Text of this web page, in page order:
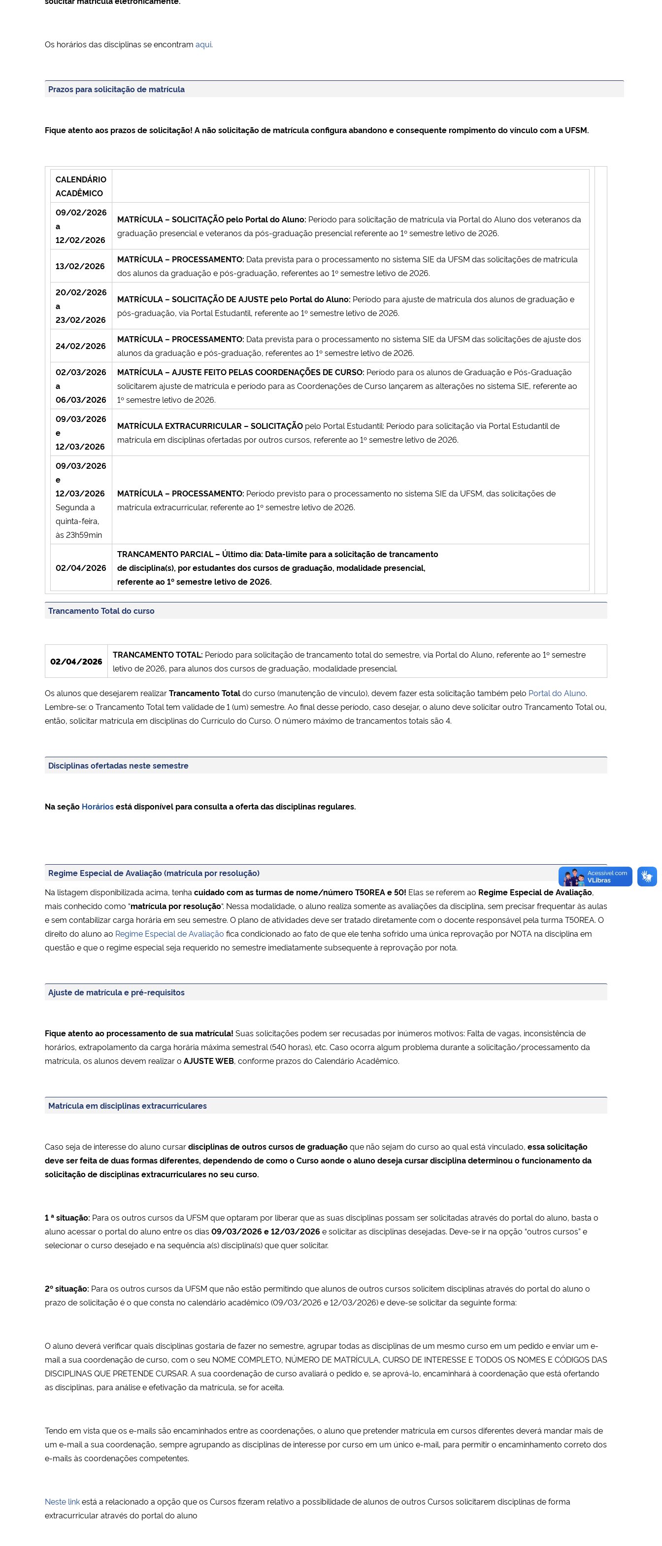
Os horários das disciplinas se encontram aqui.
Prazos para solicitação de matrícula
Fique atento aos prazos de solicitação! A não solicitação de matrícula configura abandono e consequente rompimento do vínculo com a UFSM.
CALENDÁRIO
ACADÊMICO
09/02/2026
a
12/02/2026
MATRÍCULA – SOLICITAÇÃO pelo Portal do Aluno: Período para solicitação de matrícula via Portal do Aluno dos veteranos da
graduação presencial e veteranos da pós-graduação presencial referente ao 1º semestre letivo de 2026.
13/02/2026
MATRÍCULA – PROCESSAMENTO: Data prevista para o processamento no sistema SIE da UFSM das solicitações de matrícula
dos alunos da graduação e pós-graduação, referentes ao 1º semestre letivo de 2026.
20/02/2026
a
23/02/2026
MATRÍCULA – SOLICITAÇÃO DE AJUSTE pelo Portal do Aluno: Período para ajuste de matrícula dos alunos de graduação e
pós-graduação, via Portal Estudantil, referente ao 1º semestre letivo de 2026.
24/02/2026
MATRÍCULA – PROCESSAMENTO: Data prevista para o processamento no sistema SIE da UFSM das solicitações de ajuste dos
alunos da graduação e pós-graduação, referentes ao 1º semestre letivo de 2026.
02/03/2026
a
06/03/2026
MATRÍCULA – AJUSTE FEITO PELAS COORDENAÇÕES DE CURSO: Período para os alunos de Graduação e Pós-Graduação
solicitarem ajuste de matrícula e período para as Coordenações de Curso lançarem as alterações no sistema SIE, referente ao
1º semestre letivo de 2026.
09/03/2026
e
12/03/2026
MATRÍCULA EXTRACURRICULAR – SOLICITAÇÃO pelo Portal Estudantil: Período para solicitação via Portal Estudantil de
matrícula em disciplinas ofertadas por outros cursos, referente ao 1º semestre letivo de 2026.
09/03/2026
e
12/03/2026
Segunda a
quinta-feira,
às 23h59min
MATRÍCULA – PROCESSAMENTO: Período previsto para o processamento no sistema SIE da UFSM, das solicitações de
matrícula extracurricular, referente ao 1º semestre letivo de 2026.
02/04/2026
TRANCAMENTO PARCIAL – Último dia: Data-limite para a solicitação de trancamento
de disciplina(s), por estudantes dos cursos de graduação, modalidade presencial,
referente ao 1º semestre letivo de 2026.
Trancamento Total do curso
02/04/2026
TRANCAMENTO TOTAL: Período para solicitação de trancamento total do semestre, via Portal do Aluno, referente ao 1º semestre
letivo de 2026, para alunos dos cursos de graduação, modalidade presencial.
Os alunos que desejarem realizarTrancamento Totaldo curso (manutenção de vínculo), devem fazer esta solicitação também pelo Portal do Aluno.
Lembre-se: o Trancamento Total tem validade de 1 (um) semestre. Ao final desse período, caso desejar, o aluno deve solicitar outro Trancamento Total ou,
então, solicitar matrícula em disciplinas do Currículo do Curso. O número máximo de trancamentos totais são 4.
Disciplinas ofertadas neste semestre
Na seção Horáriosestá disponível para consulta a oferta das disciplinas regulares.
Regime Especial de Avaliação (matrícula por resolução)
Na listagem disponibilizada acima, tenha cuidado com as turmas de nome/número T50REA e 50! Elas se referem ao Regime Especial de Avaliação,
mais conhecido como “matrícula por resolução“. Nessa modalidade, o aluno realiza somente as avaliações da disciplina, sem precisar frequentar às aulas
e sem contabilizar carga horária em seu semestre. O plano de atividades deve ser tratado diretamente com o docente responsável pela turma T50REA. O
direito do aluno ao Regime Especial de Avaliação fica condicionado ao fato de que ele tenha sofrido uma única reprovação por NOTA na disciplina em
questão e que o regime especial seja requerido no semestre imediatamente subsequente à reprovação por nota.
Ajuste de matrícula e pré-requisitos
Fique atento ao processamento de sua matrícula! Suas solicitações podem ser recusadas por inúmeros motivos: Falta de vagas, inconsistência de
horários, extrapolamento da carga horária máxima semestral (540 horas), etc. Caso ocorra algum problema durante a solicitação/processamento da
matrícula, os alunos devem realizar o AJUSTE WEB, conforme prazos do Calendário Acadêmico.
Matrícula em disciplinas extracurriculares
Caso seja de interesse do aluno cursardisciplinas de outros cursos de graduaçãoque não sejam do curso ao qual está vinculado, essa solicitação
deve ser feita de duas formas diferentes, dependendo de como o Curso aonde o aluno deseja cursar disciplina determinou o funcionamento da
solicitação de disciplinas extracurriculares no seu curso.
1 ª situação: Para os outros cursos da UFSM que optaram por liberar que as suas disciplinas possam ser solicitadas através do portal do aluno, basta o
aluno acessar o portal do aluno entre os dias09/03/2026 e 12/03/2026 e solicitar as disciplinas desejadas. Deve-se ir na opção “outros cursos” e
selecionar o curso desejado e na sequência a(s) disciplina(s) que quer solicitar.
2º situação: Para os outros cursos da UFSM que não estão permitindo que alunos de outros cursos solicitem disciplinas através do portal do aluno o
prazo de solicitação é o que consta no calendário acadêmico (09/03/2026 e 12/03/2026) e deve-se solicitar da seguinte forma:
O aluno deverá verificar quais disciplinas gostaria de fazer no semestre, agrupar todas as disciplinas de um mesmo curso em um pedido e enviar um e-
mail a sua coordenação de curso, com o seu NOME COMPLETO, NÚMERO DE MATRÍCULA, CURSO DE INTERESSE E TODOS OS NOMES E CÓDIGOS DAS
DISCIPLINAS QUE PRETENDE CURSAR. A sua coordenação de curso avaliará o pedido e, se aprová-lo, encaminhará à coordenação que está ofertando
as disciplinas, para análise e efetivação da matrícula, se for aceita.
Tendo em vista que os e-mails são encaminhados entre as coordenações, o aluno que pretender matrícula em cursos diferentes deverá mandar mais de
um e-mail a sua coordenação, sempre agrupando as disciplinas de interesse por curso em um único e-mail, para permitir o encaminhamento correto dos
e-mails às coordenações competentes.
Neste linkestá a relacionado a opção que os Cursos fizeram relativo a possibilidade de alunos de outros Cursos solicitarem disciplinas de forma
extracurricular através do portal do aluno